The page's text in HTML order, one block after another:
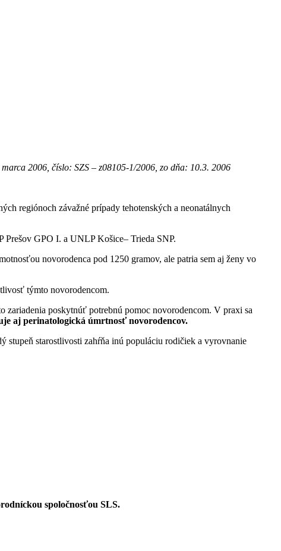
2006, číslo: SZS – z08105-1/2006, zo dňa: 10.3. 2006
regiónoch závažné prípady tehotenských a neonatálnych
GPO I. a UNLP Košice– Trieda SNP.
novorodenca pod 1250 gramov, ale patria sem aj ženy vo
týmto novorodencom.
zariadenia poskytnúť potrebnú pomoc novorodencom. V praxi sa
aj perinatologická úmrtnosť novorodencov.
stupeň starostlivosti zahŕňa inú populáciu rodičiek a vyrovnanie
spoločnosťou SLS.